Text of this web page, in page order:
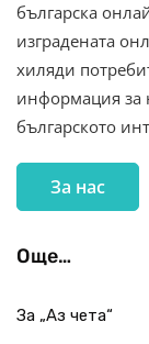
българска
изградената
хиляди
информация за
българското
За нас
Още…
За „Аз чета“